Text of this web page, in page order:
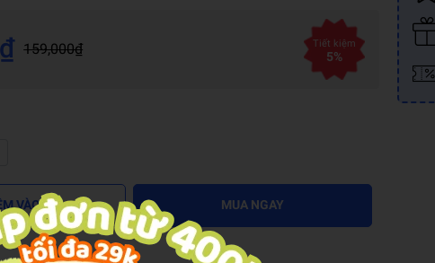
159,000₫ Tiết kiệm
5%
VÀO GIỎ MUA NGAY